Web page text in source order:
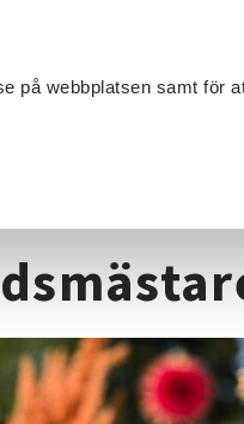
på webbplatsen samt för